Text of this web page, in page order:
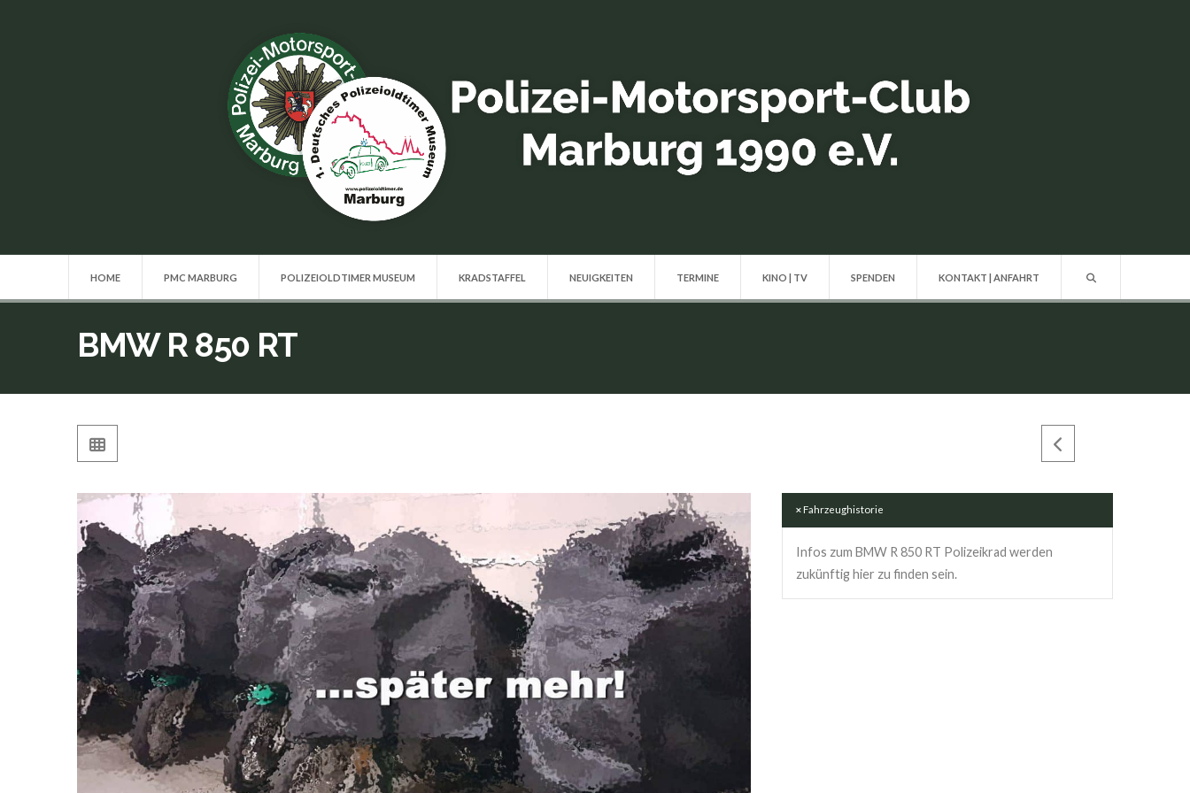
HOME PMC MARBURG POLIZEIOLDTIMER MUSEUM KRADSTAFFEL NEUIGKEITEN TERMINE KINO | TV SPENDEN KONTAKT | ANFAHRT
BMW R 850 RT
Fahrzeughistorie
Infos zum BMW R 850 RT Polizeikrad werden
zukünftig hier zu finden sein.